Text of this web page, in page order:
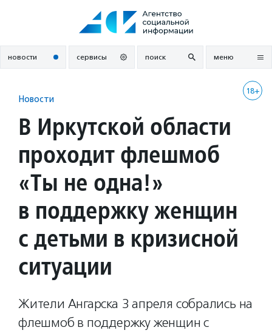
новости сервисы поиск меню
18+
Новости
В Иркутской области
проходит флешмоб
«Ты не одна!»
в поддержку женщин
с детьми в кризисной
ситуации
Жители Ангарска 3 апреля собрались на
флешмоб в поддержку женщин с